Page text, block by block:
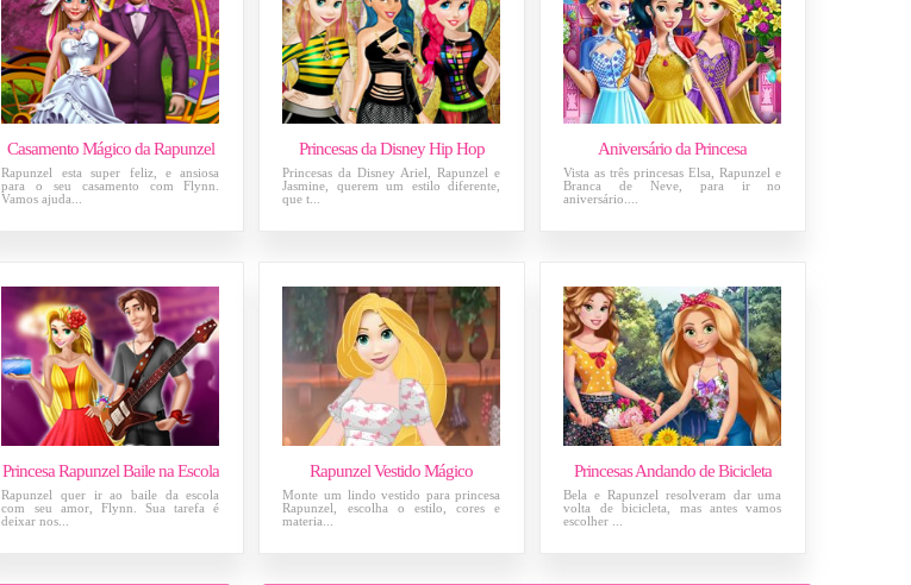
Casamento Mágico da Rapunzel
Rapunzel esta super feliz, e ansiosa
para o seu casamento com Flynn.
Vamos ajuda...
Princesas da Disney Hip Hop
Princesas da Disney Ariel, Rapunzel e
Jasmine, querem um estilo diferente,
que t...
Aniversário da Princesa
Vista as três princesas Elsa, Rapunzel e
Branca de Neve, para ir no
aniversário....
Princesa Rapunzel Baile na Escola
Rapunzel quer ir ao baile da escola
com seu amor, Flynn. Sua tarefa é
deixar nos...
Rapunzel Vestido Mágico
Monte um lindo vestido para princesa
Rapunzel, escolha o estilo, cores e
materia...
Princesas Andando de Bicicleta
Bela e Rapunzel resolveram dar uma
volta de bicicleta, mas antes vamos
escolher ...